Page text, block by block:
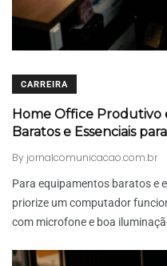
CARREIRA
Home Office Produtivo
Baratos e Essenciais
By jornalcomunicacao.com.br
Para equipamentos baratos e
priorize um computador
com microfone e boa